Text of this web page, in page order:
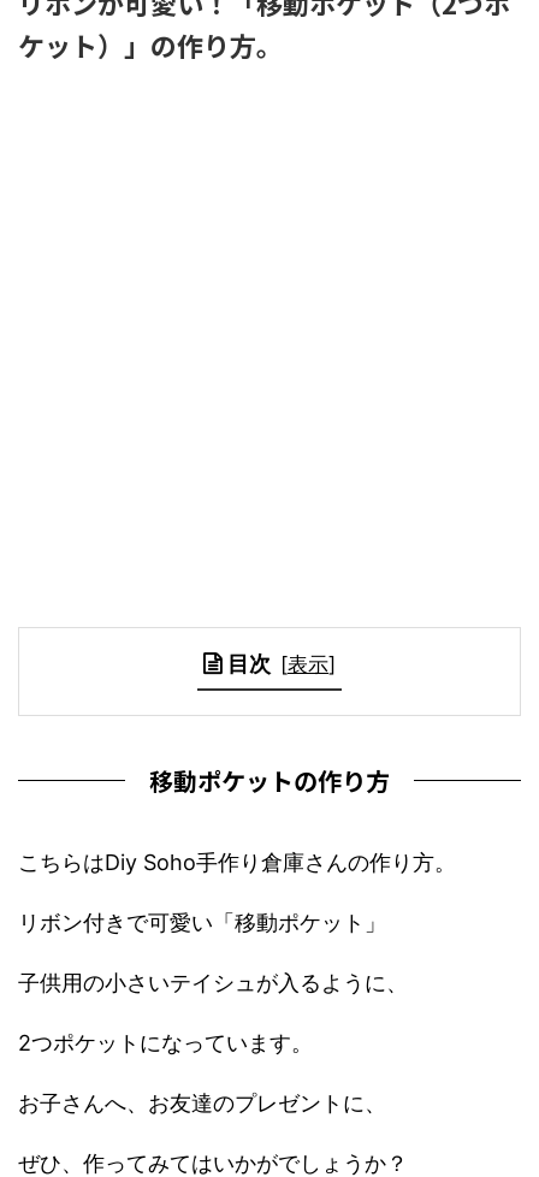
ケット）」の作り方。
目次 [表示]
移動ポケットの作り方
こちらはDiy Soho手作り倉庫さんの作り方。
リボン付きで可愛い「移動ポケット」
子供用の小さいテイシュが入るように、
2つポケットになっています。
お子さんへ、お友達のプレゼントに、
ぜひ、作ってみてはいかがでしょうか？